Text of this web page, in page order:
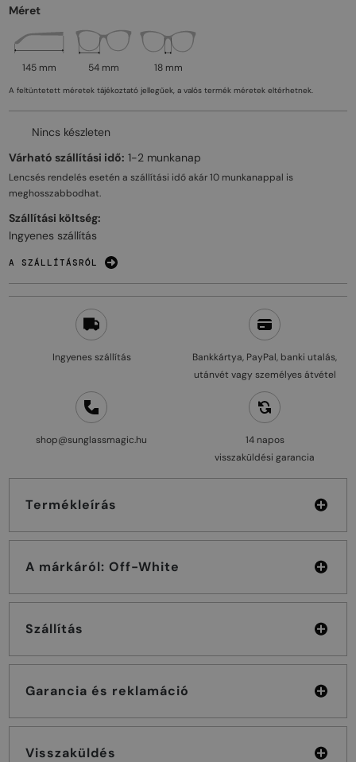
Ingyenes szállítás
Bankkártya, PayPal, banki utalás,
utánvét vagy személyes átvétel
shop@sunglassmagic.hu
14 napos
visszaküldési garancia
Termékleírás
A márkáról: Off-White
Szállítás
Garancia és reklamáció
Visszaküldés
Méret
145 mm 54 mm 18 mm
A feltüntetett méretek tájékoztató jellegűek, a valós termék méretek eltérhetnek.
Nincs készleten
Várható szállítási idő: 1-2 munkanap
Lencsés rendelés esetén a szállítási idő akár10 munkanappal is
meghosszabbodhat.
Szállítási költség:
Ingyenes szállítás
A SZÁLLÍTÁSRÓL